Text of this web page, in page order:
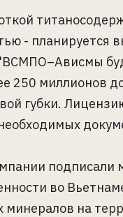
- планируется
250 миллионов
губки.
подписали
во
на